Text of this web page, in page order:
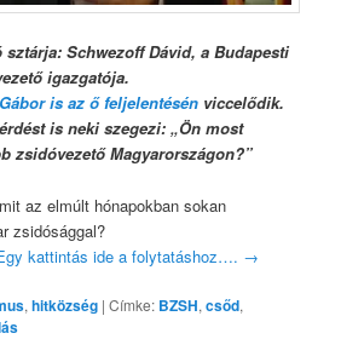
Schwezoff Dávid, a Budapesti
igazgatója.
is az ő feljelentésén viccelődik.
is neki szegezi: „Ön most
zsidóvezető Magyarországon?”
az elmúlt hónapokban sokan
zsidósággal?
kattintás ide a folytatáshoz…. →
,hitközség |Címke: BZSH,csőd,